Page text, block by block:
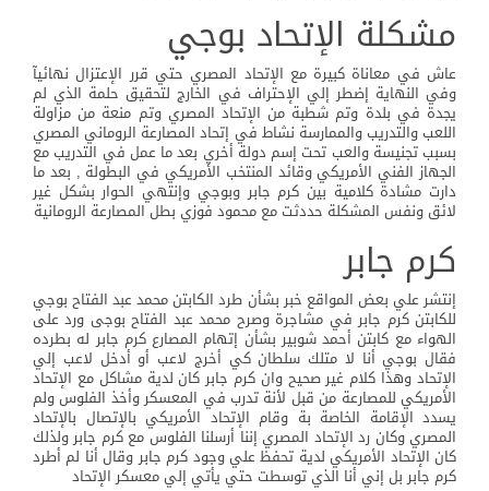
مشكلة الإتحاد بوجي
عاش في معاناة كبيرة مع الإتحاد المصري حتي قرر الإعتزال نهائيآ
وفي النهاية إضطر إلي الإحتراف في الخارج لتحقيق حلمة الذي لم
يجدة في بلدة وتم شطبة من الإتحاد المصري وتم منعة من مزاولة
اللعب والتدريب والممارسة نشاط في إتحاد المصارعة الروماني المصري
بسبب تجنيسة والعب تحت إسم دولة أخري بعد ما عمل في التدريب مع
الجهاز الفني الأمريكي وقائد المنتخب الأمريكي في البطولة , بعد ما
دارت مشادة كلامية بين كرم جابر وبوجي وإنتهي الحوار بشكل غير
لائق ونفس المشكلة حددثت مع محمود فوزي بطل المصارعة الرومانية
كرم جابر
إنتشر علي بعض المواقع خبر بشأن طرد الكابتن محمد عبد الفتاح بوجي
للكابتن كرم جابر في مشاجرة وصرح محمد عبد الفتاح بوجى ورد على
الهواء مع كابتن أحمد شوبير بشأن إتهام المصارع كرم جابر له بطرده
فقال بوجي أنا لا متلك سلطان كي أخرج لاعب أو أدخل لاعب إلي
الإتحاد وهذا كلام غير صحيح وان كرم جابر كان لدية مشاكل مع الإتحاد
الأمريكي للمصارعة من قبل لأنة تدرب في المعسكر وأخذ الفلوس ولم
يسدد الإقامة الخاصة بة وقام الإتحاد الأمريكي بالإتصال بالإتحاد
المصري وكان رد الإتحاد المصري إننا أرسلنا الفلوس مع كرم جابر ولذلك
كان الإتحاد الأمريكي لدية تحفظ علي وجود كرم جابر وقال أنا لم أطرد
كرم جابر بل إني أنا الذي توسطت حتي يأتي إلي معسكر الإتحاد